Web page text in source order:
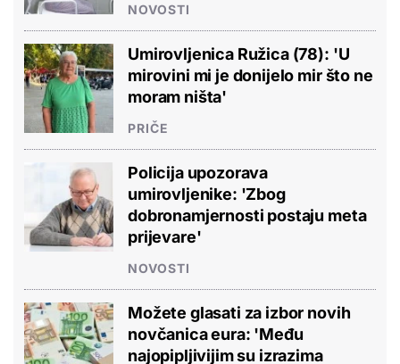
NOVOSTI
Umirovljenica Ružica (78): 'U
mirovini mi je donijelo mir što ne
moram ništa'
PRIČE
Policija upozorava
umirovljenike: 'Zbog
dobronamjernosti postaju meta
prijevare'
NOVOSTI
Možete glasati za izbor novih
novčanica eura: 'Među
najopipljivijim su izrazima